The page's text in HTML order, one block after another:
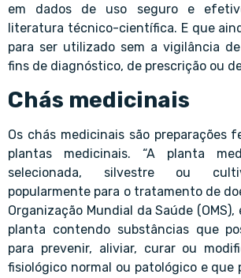
em dados de uso seguro e
literatura técnico-científica. E que
para ser utilizado sem a vigilância
fins de diagnóstico, de prescrição ou
Chás medicinais
Os chás medicinais são preparações
plantas medicinais. “A planta
selecionada, silvestre ou
popularmente para o tratamento de
Organização Mundial da Saúde
planta contendo substâncias que
para prevenir, aliviar, curar ou
fisiológico normal ou patológico e que